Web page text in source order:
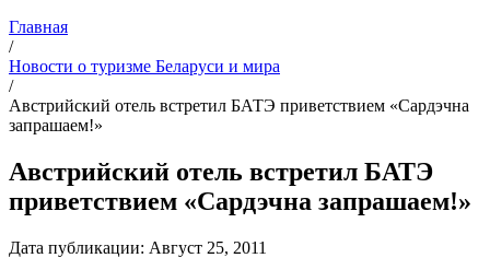
Главная
/
Новости о туризме Беларуси и мира
/
Австрийский отель встретил БАТЭ приветствием «Сардэчна
запрашаем!»
Австрийский отель встретил БАТЭ
приветствием «Сардэчна запрашаем!»
Дата публикации: Август 25, 2011